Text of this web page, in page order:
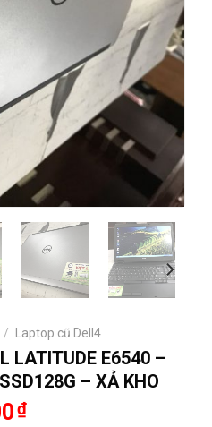
/ Laptop cũ Dell4
LATITUDE E6540 –
– XẢ KHO
₫Giá